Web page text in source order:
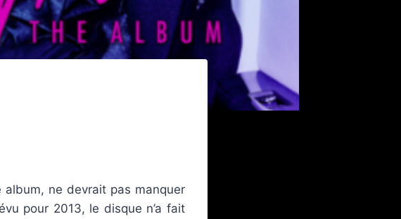
album, ne devrait pas manquer
pour 2013, le disque n’a fait